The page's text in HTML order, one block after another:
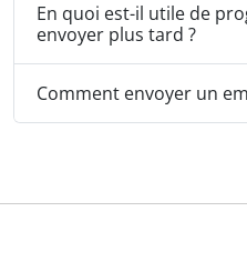
En quoi est-il utile de
envoyer plus tard ?
Comment envoyer un